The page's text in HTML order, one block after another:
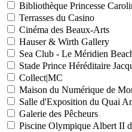
Bibliothèque Princesse
Terrasses du Casino
Cinéma des Beaux-Arts
Hauser & Wirth Gallery
Sea Club - Le Méridien
Stade Prince Héréditaire
Collect|MC
Maison du Numérique de
Salle d'Exposition du Quai
Galerie des Pêcheurs
Piscine Olympique Albert II